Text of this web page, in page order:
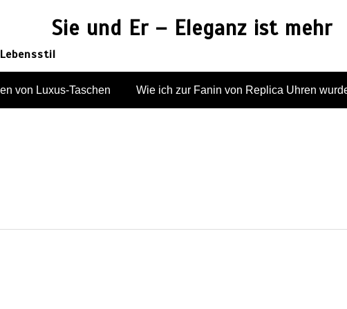
Sie und Er – Eleganz ist mehr
von Luxus-Taschen Wie ich zur Fanin von Replica Uhren